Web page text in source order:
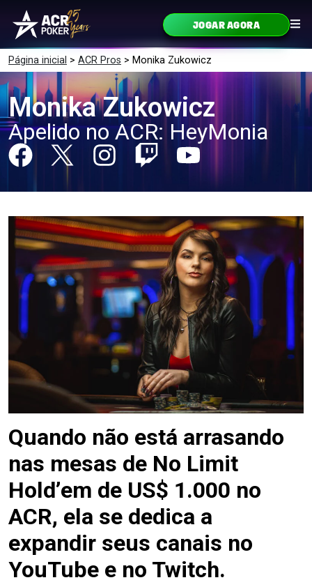
Ir para o conteúdo
Navegação principalJOGAR AGORA
Página inicial > ACR Pros > Monika Zukowicz
Monika Zukowicz
Apelido no ACR: HeyMonia
Quando não está arrasando
nas mesas de No Limit
Hold’em de US$ 1.000 no
ACR, ela se dedica a
expandir seus canais no
YouTube e no Twitch.